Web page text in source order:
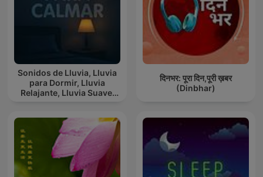
Sonidos de Lluvia, Lluvia
para Dormir, Lluvia
Relajante, Lluvia Suave,
दिनभर: पूरा दिन,पूरी ख़बर
(Dinbhar)